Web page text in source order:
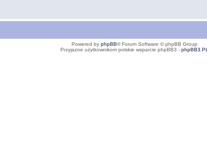
Powered by phpBB® Forum Software © phpBB Group
Przyjazne użytkownikom polskie wsparcie phpBB3 - phpBB3.PL